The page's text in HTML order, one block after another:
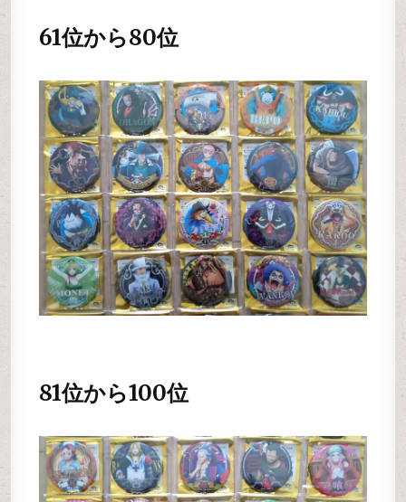
61位から80位
81位から100位